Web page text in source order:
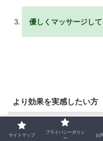
優しくマッサージし
より効果を実感したい方
サイトマップ
プライバシーポリシ
ー
お